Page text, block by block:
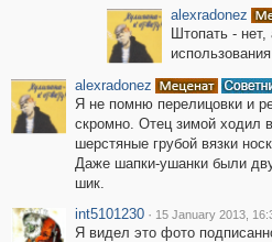
alexradonez
Штопать -
alexradonez
Я не помню перелицовки и
скромно. Отец зимой ходил
шерстяные грубой вязки
Даже шапки-ушанки были
шик.
int5101230 · 15 January 2013,
Я видел это фото